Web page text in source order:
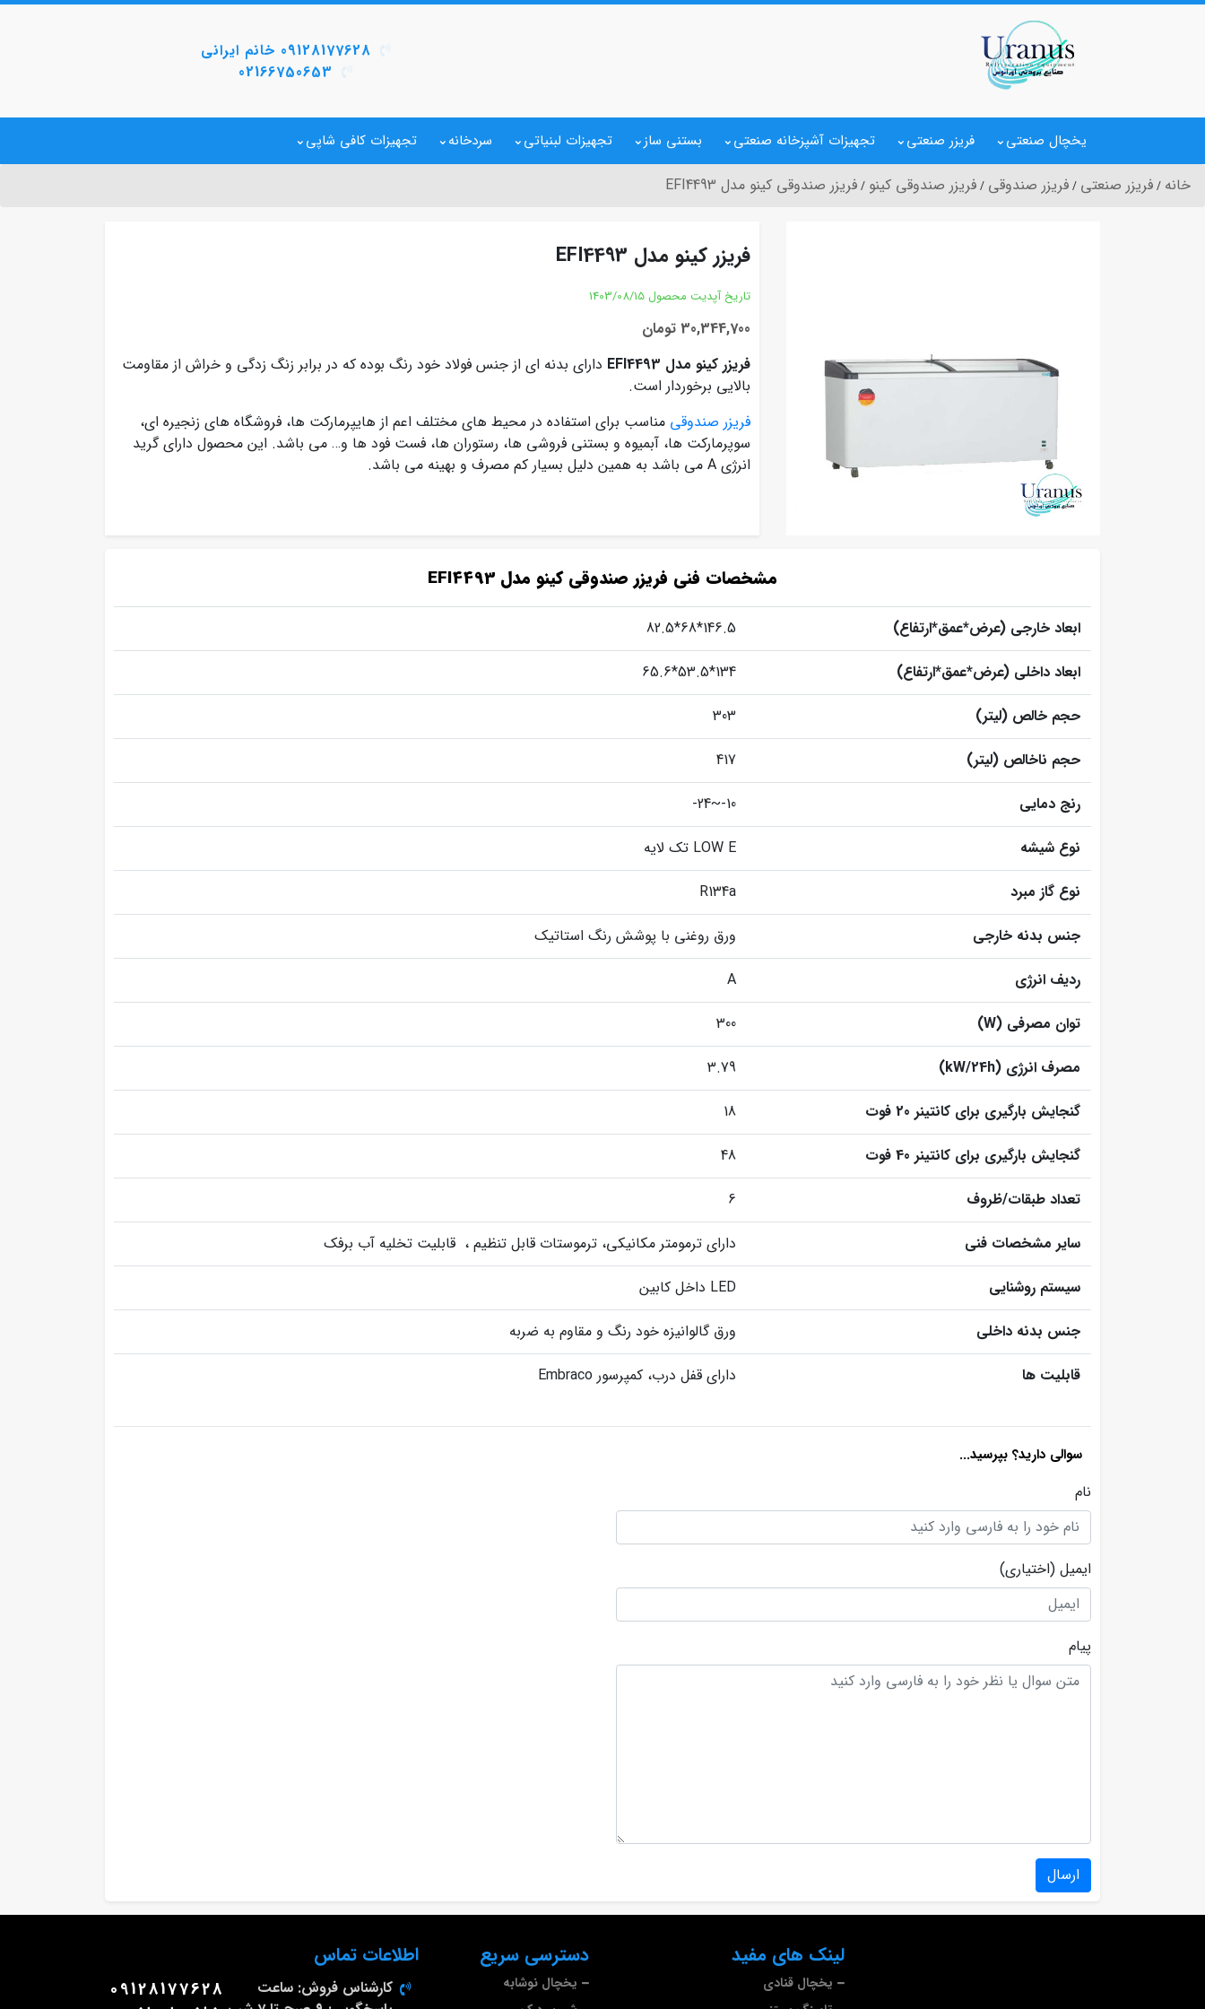
09128177628 خانم ایرانی
02166750653
یخچال صنعتی فریزر صنعتی تجهیزات آشپزخانه صنعتی بستنی ساز تجهیزات لبنیاتی سردخانه تجهیزات کافی شاپی
خانه فریزر صنعتی فریزر صندوقی فریزر صندوقی کینو فریزر صندوقی کینو مدل EFI4493
فریزر کینو مدل EFI4493
تاریخ آپدیت محصول 1403/08/15
30,344,700 تومان
فریزر کینو مدل EFI4493
دارای بدنه ای از جنس فولاد خود رنگ بوده که در برابر زنگ زدگی و خراش از مقاومت
بالایی برخوردار است.
فریزر صندوقی مناسب برای استفاده در محیط های مختلف اعم از هایپرمارکت ها، فروشگاه های زنجیره ای،
سوپرمارکت ها، آبمیوه و بستنی فروشی ها، رستوران ها، فست فود ها و… می باشد. این محصول دارای گرید
انرژی A می باشد به همین دلیل بسیار کم مصرف و بهینه می باشد.
مشخصات فنی فریزر صندوقی کینو مدل EFI4493
ابعاد خارجی (عرض*عمق*ارتفاع)
146.5*68*82.5
ابعاد داخلی (عرض*عمق*ارتفاع)
134*53.5*65.6
حجم خالص (لیتر)
303
حجم ناخالص (لیتر)
417
رنج دمایی
10-~24-
نوع شیشه
LOW E تک لایه
نوع گاز مبرد
R134a
جنس بدنه خارجی
ورق روغنی با پوشش رنگ استاتیک
ردیف انرژی
A
توان مصرفی (W)
300
مصرف انرژی (kW/24h)
3.79
گنجایش بارگیری برای کانتینر 20 فوت
18
گنجایش بارگیری برای کانتینر 40 فوت
48
تعداد طبقات/ظروف
6
سایر مشخصات فنی
دارای ترمومتر مکانیکی، ترموستات قابل تنظیم ، قابلیت تخلیه آب برفک
سیستم روشنایی
LED داخل کابین
جنس بدنه داخلی
ورق گالوانیزه خود رنگ و مقاوم به ضربه
قابلیت ها
دارای قفل درب، کمپرسور Embraco
سوالی دارید؟ بپرسید...
نام
ایمیل (اختیاری)
پیام
ارسال
لینک های مفید
یخچال قنادی
دسترسی سریع
یخچال نوشابه
اطلاعات تماس
کارشناس فروش: ساعت
09128177628